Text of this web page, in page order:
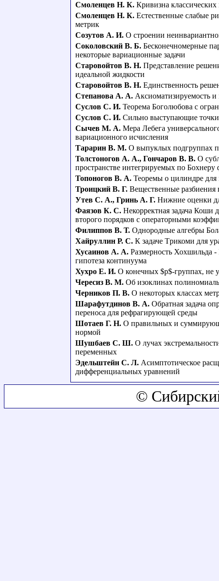
Смоленцев Н. К. Кривизна
Смоленцев Н. К. Естественные слабые
метрик
Созутов А. И. О строении
Соколовский В. Б. Бесконечномерные
некоторые вариационные задачи
Старовойтов В. Н. Представление
идеальной жидкости
Старовойтов В. Н. Единственность
Степанова А. А. Аксиоматизируемость и
Суслов С. И. Теорема Боголюбова с
Суслов С. И. Сильно выступающие
Сычев М. А. Мера Лебега
вариационного исчисления
Тарарин В. М. О выпуклых подгруппах
Толстоногов А. А., Гончаров В. В. О
пространстве интегрируемых по
Топоногов В. А. Теоремы о цилиндре
Троицкий В. Г. Вещественные разбиения
Утев С. А., Гринь А. Г. Нижние оценки
Фаязов К. С. Некорректная задача Коши
второго порядков с операторными
Филиппов В. Т. Однородные алгебры
Хайруллин Р. С. К задаче Тpикоми для
Хусаинов А. А. Размерность Хохшильда
гипотеза континуума
Хухро Е. И. О конечных $p$-группaх, не
Чересиз В. М. Об изоклинах
Черников П. В. О некоторых классах
Шарафутдинов В. А. Обратная задача
переноса для рефрагирующей среды
Шотаев Г. Н. О правильных и
нормой
Шушбаев С. Ш. О лучах
переменных
Эдельштейн С. Л. Асимптотическое
дифференциальных уравнений
©